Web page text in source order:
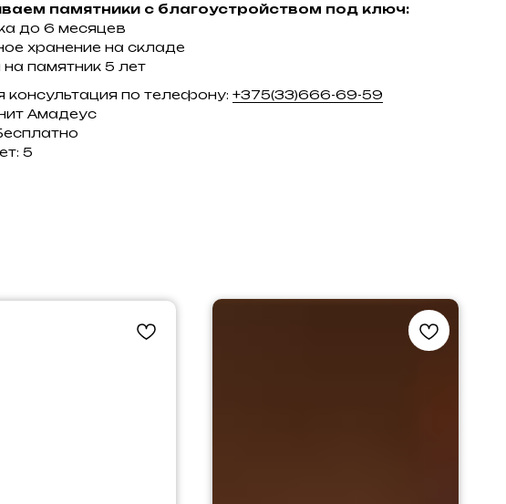
памятники с благоустройством под ключ:
до 6 месяцев
хранение на складе
на памятник 5 лет
консультация по телефону: +375(33)666-69-59
Амадеус
5